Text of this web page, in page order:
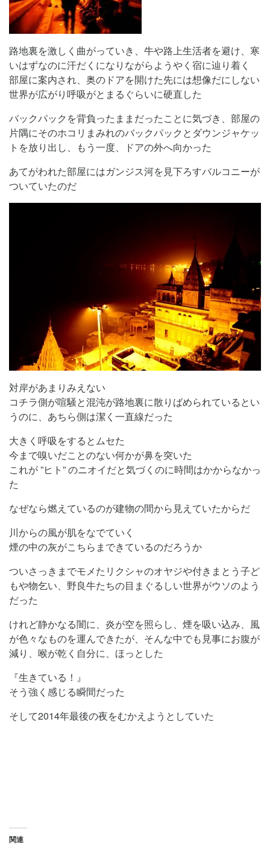
路地裏を激しく曲がっていき、牛や路上生活者を避け、寒
いはずなのに汗だくになりながらようやく宿に辿り着く
部屋に案内され、奥のドアを開けた先には想像だにしない
世界が広がり呼吸がとまるぐらいに硬直した
バックパックを背負ったままだったことに気づき、部屋の
片隅にそのホコリまみれのバックパックとダウンジャケッ
トを放り出し、もう一度、ドアの外へ向かった
あてがわれた部屋にはガンジス河を見下ろすバルコニーが
ついていたのだ
対岸があまりみえない
コチラ側が喧騒と混沌が路地裏に散りばめられているとい
うのに、あちら側は潔く一直線だった
大きく呼吸をするとムセた
今まで嗅いだことのない何かが鼻を突いた
これが ”ヒト” のニオイだと気づくのに時間はかからなかっ
た
なぜなら燃えているのが建物の間から見えていたからだ
川からの風が肌をなでていく
煙の中の灰がこちらまできているのだろうか
ついさっきまでモメたリクシャのオヤジや付きまとう子ど
もや物乞い、野良牛たちの目まぐるしい世界がウソのよう
だった
けれど静かなる闇に、炎が空を照らし、煙を吸い込み、風
が色々なものを運んできたが、そんな中でも見事にお腹が
減り、喉が乾く自分に、ほっとした
『生きている！』
そう強く感じる瞬間だった
そして2014年最後の夜をむかえようとしていた
関連